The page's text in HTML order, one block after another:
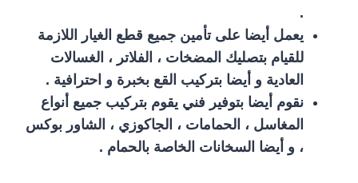
.
يعمل أيضا على تأمين جميع قطع الغيار اللازمة
للقيام بتصليك المضخات ، الفلاتر ، الغسالات
العادية و أيضا بتركيب القع بخبرة و احترافية .
نقوم أيضا بتوفير فني يقوم بتركيب جميع أنواع
المغاسل ، الحمامات ، الجاكوزي ، الشاور بوكس
، و أيضا السخانات الخاصة بالحمام .